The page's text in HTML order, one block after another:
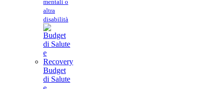
mentali o
altra
disabilità
Budget
di Salute